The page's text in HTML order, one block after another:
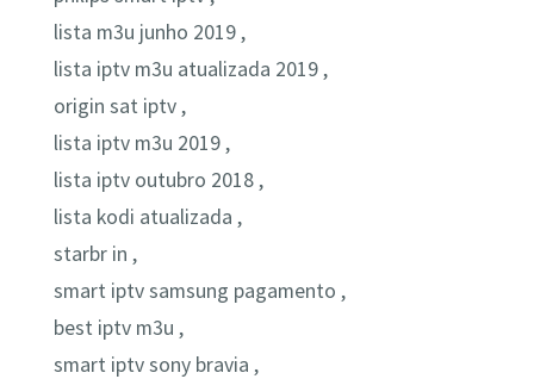
lista m3u junho 2019 ,
lista iptv m3u atualizada 2019 ,
origin sat iptv ,
lista iptv m3u 2019 ,
lista iptv outubro 2018 ,
lista kodi atualizada ,
starbr in ,
smart iptv samsung pagamento ,
best iptv m3u ,
smart iptv sony bravia ,